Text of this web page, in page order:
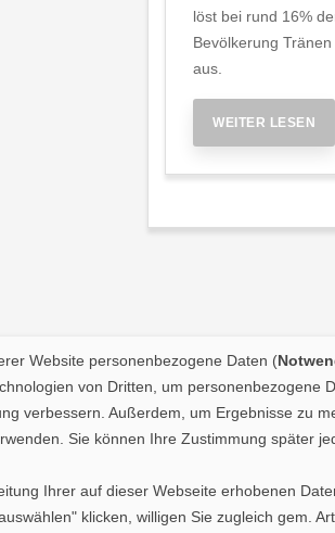
löst bei rund 16%
Bevölkerung Tränen
aus.
WEITER LESEN
Website personenbezogene Daten (
von Dritten, um
verbessern. Außerdem, um Ergebnisse zu
Sie können Ihre Zustimmung später
Ihrer auf dieser Webseite erhobenen
klicken, willigen Sie zugleich gem.